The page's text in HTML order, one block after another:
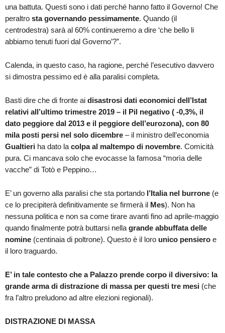
una battuta. Questi sono i dati perché hanno fatto il Governo! Che
peraltro sta governando pessimamente. Quando (il
centrodestra) sarà al 60% continueremo a dire ‘che bello li
abbiamo tenuti fuori dal Governo’?”.
Calenda, in questo caso, ha ragione, perché l’esecutivo davvero
si dimostra pessimo ed è alla paralisi completa.
Basti dire che di fronte ai disastrosi dati economici dell’Istat
relativi all’ultimo trimestre 2019 – il Pil negativo ( -0,3%, il
dato peggiore dal 2013 e il peggiore dell’eurozona), con 80
mila posti persi nel solo dicembre – il ministro dell’economia
Gualtieri ha dato la colpa al maltempo di novembre. Comicità
pura. Ci mancava solo che evocasse la famosa “morìa delle
vacche” di Totò e Peppino…
E’ un governo alla paralisi che sta portando l’Italia nel burrone (e
ce lo precipiterà definitivamente se firmerà il Mes). Non ha
nessuna politica e non sa come tirare avanti fino ad aprile-maggio
quando finalmente potrà buttarsi nella grande abbuffata delle
nomine (centinaia di poltrone). Questo è il loro unico pensiero e
il loro traguardo.
E’ in tale contesto che a Palazzo prende corpo il diversivo: la
grande arma di distrazione di massa per questi tre mesi (che
fra l’altro preludono ad altre elezioni regionali).
DISTRAZIONE DI MASSA